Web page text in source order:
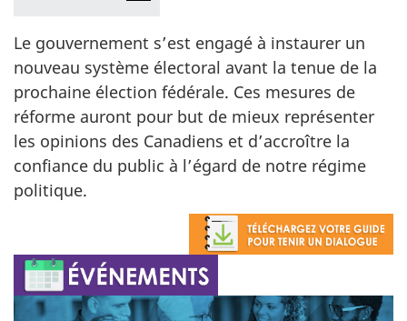
Le gouvernement s’est engagé à instaurer un
nouveau système électoral avant la tenue de la
prochaine élection fédérale. Ces mesures de
réforme auront pour but de mieux représenter
les opinions des Canadiens et d’accroître la
confiance du public à l’égard de notre régime
politique.